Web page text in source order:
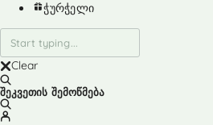
ჭურჭელი
Clear
შეკვეთის შემოწმება